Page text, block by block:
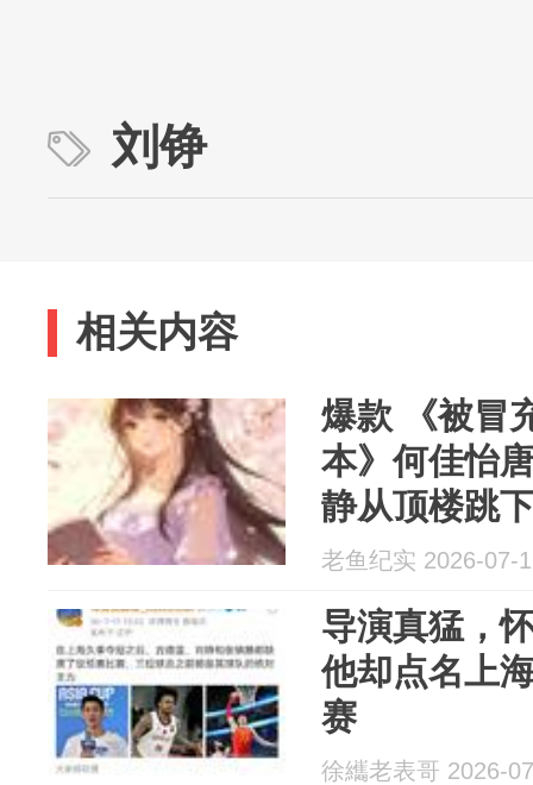
刘铮
相关内容
爆款 《被冒
本》何佳怡
静从顶楼跳
和唐奕的婚
老鱼纪实 2026-07-
导演真猛，
他却点名上
赛
徐纗老表哥 2026-